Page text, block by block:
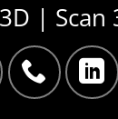
|